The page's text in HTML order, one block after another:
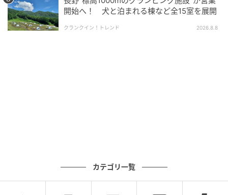
した肌当たりが心地よく、慌ただしい毎日の終わりに
ほっと力を抜く時間をつくってくれます。
美に選びたくなる内容です。
開始へ！ 犬と泊まれる棟など全15室を展開
クランクイン！トレンド 2026.8.8
カテゴリ一覧